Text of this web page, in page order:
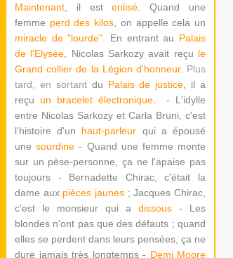
Maintenant , il estenlisé . Quand une
femme perd des kilos , on appelle cela un
miracle de "lourde". En entrant au Palais
de l'Elysée , Nicolas Sarkozy avait reçu le
Grand collier de la Légion d'honneur. Plus
tard, en sortantdu Palais de justice , il a
reçu un bracelet électronique.
- L'idylle
entre Nicolas Sarkozy et Carla Bruni, c'est
l'histoire d'un haut-parleur qui a épousé
unesourdine - Quand une femme monte
sur un pèse-personne, ça ne l'apaise pas
toujours - Bernadette Chirac, c'était la
dame aux pièces jaunes ; Jacques Chirac,
c'est le monsieur qui a dissous - Les
blondes n'ont pas que des défauts ; quand
elles se perdent dans leurs pensées, ça ne
dure jamais très longtemps - Demi Moore